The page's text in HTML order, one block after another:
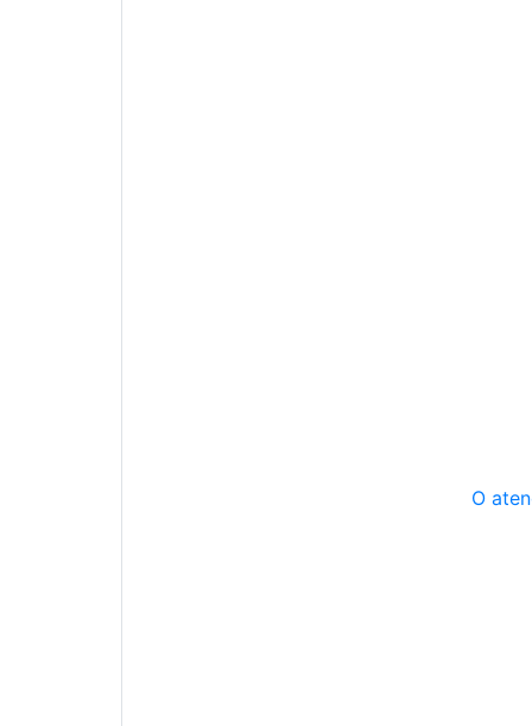
O